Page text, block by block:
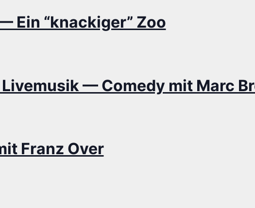
Ein “kna­cki­ger” Zoo
— Come­dy mit Marc
Franz Over